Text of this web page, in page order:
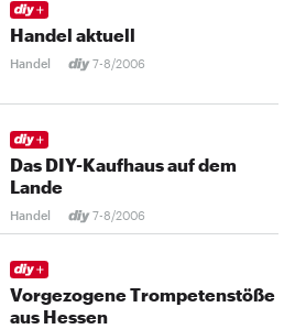
Handel aktuell
Handel 7-8/2006
Das DIY-Kaufhaus auf dem
Lande
Handel 7-8/2006
Vorgezogene Trompetenstöße
aus Hessen